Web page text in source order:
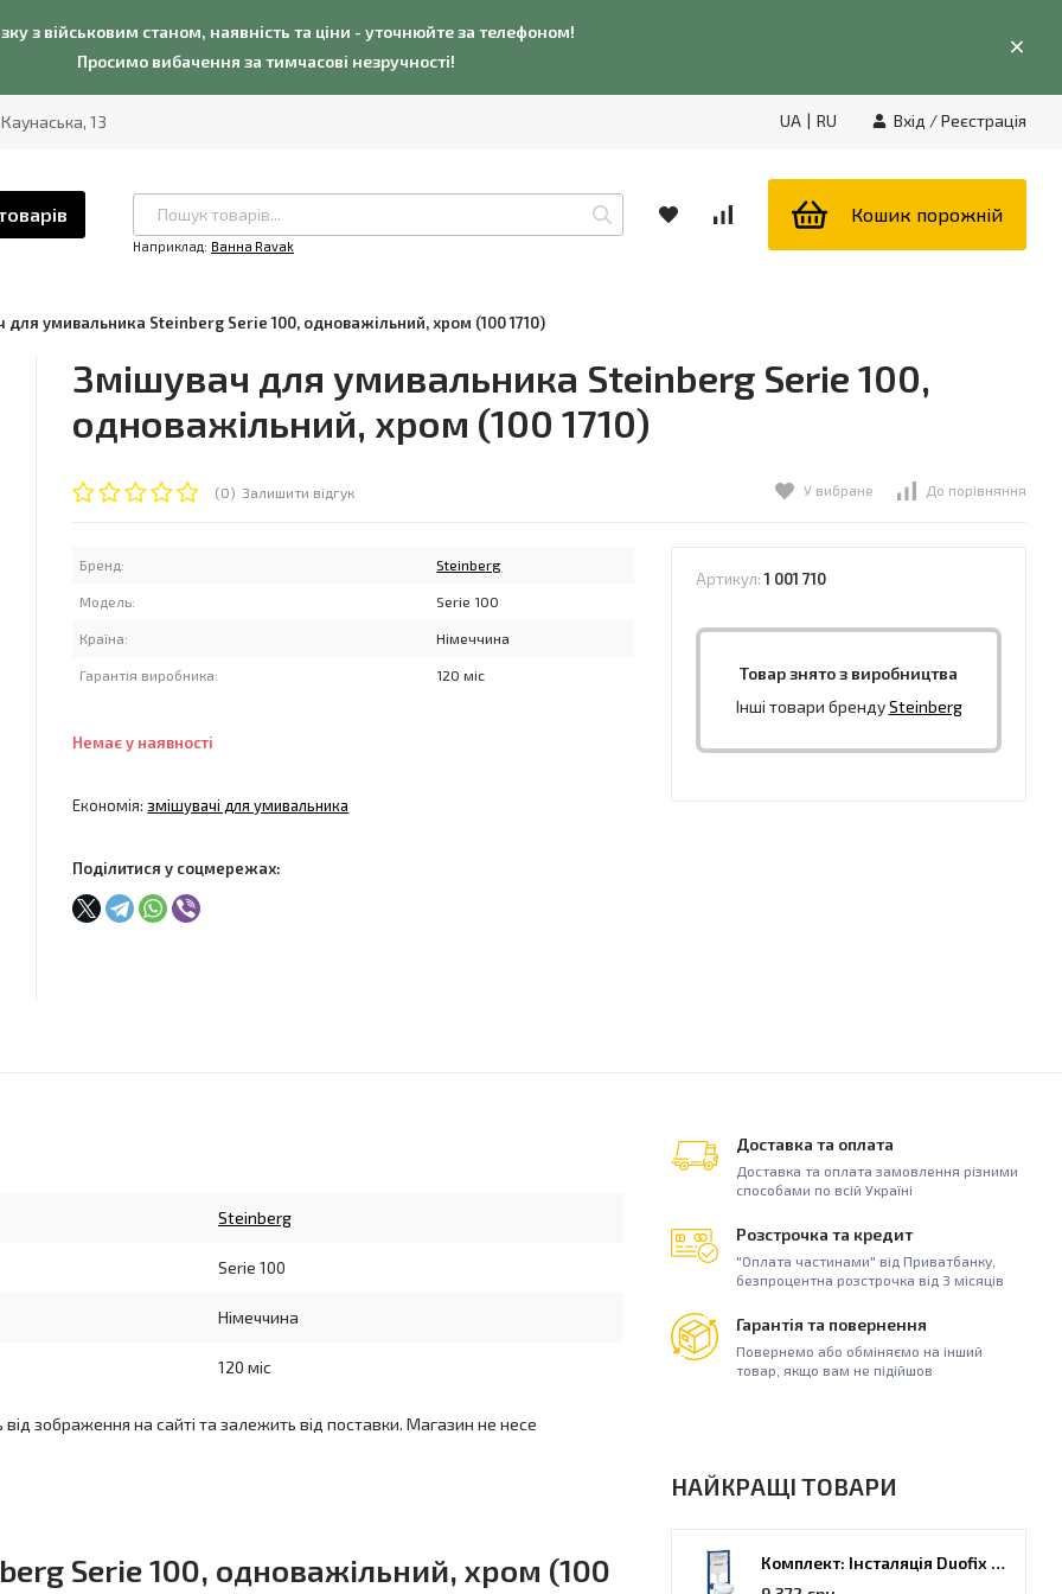
з військовим станом, наявність та ціни - уточнюйте за телефоном!
Просимо вибачення за тимчасові незручності!
13 UA | RU Вхід /Реєстрація
Наприклад: Ванна Ravak
Кошик порожній
для умивальника Steinberg Serie 100, одноважільний, хром (100 1710)
Змішувач для умивальника Steinberg Serie 100,
одноважільний, хром (100 1710)
(0) Залишити відгук У вибране До порівняння
Бренд: Steinberg
Модель: Serie 100
Країна: Німеччина
Гарантія виробника: 120 міс
Немає у наявності
Економія: змішувачі для умивальника
Поділитися у соцмережах:
Артикул:1 001 710
Товар знято з виробництва
Інші товари брендуSteinberg
Доставка та оплата
Доставка та оплата замовлення різними
способами по всій Україні
Розстрочка та кредит
"Оплата частинами" від Приватбанку,
безпроцентна розстрочка від 3 місяців
Гарантія та повернення
Повернемо або обміняємо на інший
товар, якщо вам не підійшов
НАЙКРАЩІ ТОВАРИ
Комплект: Інсталяція Duofix PRO 20 + унітаз Kolo Idol (118.315.21.2)
Steinberg
Serie 100
Німеччина
120 міс
зображення на сайті та залежить від поставки. Магазин не несе
Serie 100, одноважільний, хром (100